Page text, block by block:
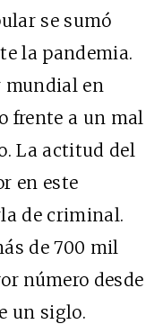
se sumó
la pandemia.
mundial en
frente a un mal
La actitud del
en este
de criminal.
de 700 mil
número desde
un siglo.